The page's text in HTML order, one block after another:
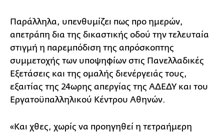
Παράλληλα, υπενθυμίζει πως προ ημερών,
απετράπη δια της δικαστικής οδού την τελευταία
στιγμή η παρεμπόδιση της απρόσκοπτης
συμμετοχής των υποψηφίων στις Πανελλαδικές
Εξετάσεις και της ομαλής διενέργειάς τους,
εξαιτίας της 24ωρης απεργίας της ΑΔΕΔΥ και του
Εργατοϋπαλληλικού Κέντρου Αθηνών.
«Και χθες, χωρίς να προηγηθεί η τετραήμερη